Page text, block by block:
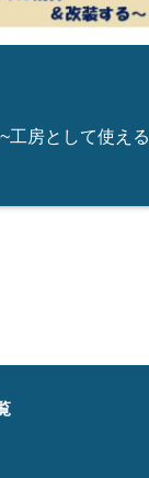
工房として使える